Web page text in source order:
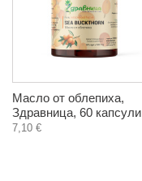
Масло от облепиха,
Здравница, 60 капсули
7,10 €